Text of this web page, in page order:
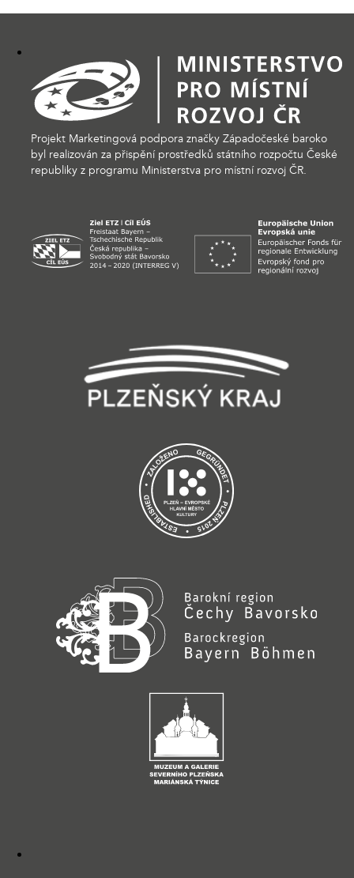
Projekt Marketingová podpora značky Západočeské baroko
byl realizován za přispění prostředků státního rozpočtu České
republiky z programu Ministerstva pro místní rozvoj ČR.